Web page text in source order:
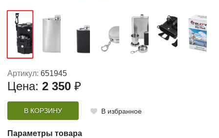
Артикул: 651945
Цена: 2 350 ₽
В КОРЗИНУ В избранное
Параметры товара